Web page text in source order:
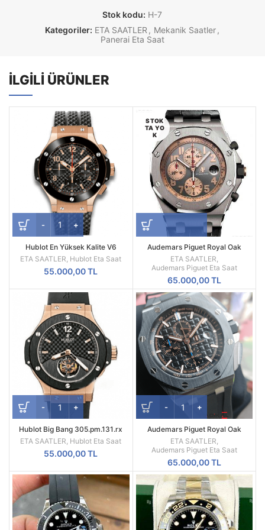
Stok kodu: H-7
Kategoriler: ETA SAATLER , Mekanik Saatler,
Panerai Eta Saat
İLGILI ÜRÜNLER
Hublot En Yüksek Kalite V6
Versiyonu seri 301.PB.131
ETA SAATLER Hublot Eta Saat
55.000,00TL
STOK
TA YO
K
Audemars Piguet Royal Oak
Offshore 26179IR.OO.A005CR.01
Swiss Eta
ETA SAATLER
Audemars Piguet Eta Saat
65.000,00TL
Hublot Big Bang 305.pm.131.rx
Tourbillon Swiss ETA
ETA SAATLER, Hublot Eta Saat
55.000,00TL
Audemars Piguet Royal Oak
Offshore Novelty Siyah Kadran
ETA
ETA SAATLER,
Audemars Piguet Eta Saat
65.000,00TL